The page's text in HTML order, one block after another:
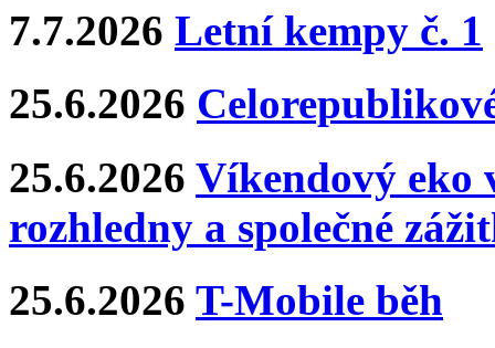
7.7.2026 Letní kempy č. 1
25.6.2026
25.6.2026 Víkendový eko
rozhledny a společné
25.6.2026 T-Mobile běh